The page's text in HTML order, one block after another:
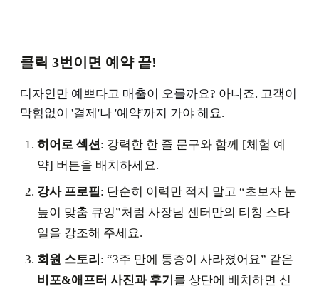
클릭 3번이면 예약 끝!
디자인만 예쁘다고 매출이 오를까요? 아니죠. 고객이
막힘없이 '결제'나 '예약'까지 가야 해요.
히어로 섹션: 강력한 한 줄 문구와 함께 [체험 예
약] 버튼을 배치하세요.
강사 프로필: 단순히 이력만 적지 말고 “초보자 눈
높이 맞춤 큐잉”처럼 사장님 센터만의 티칭 스타
일을 강조해 주세요.
회원 스토리 : “3주 만에 통증이 사라졌어요” 같은
비포&애프터 사진과 후기 를 상단에 배치하면 신